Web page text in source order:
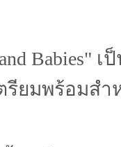
Babies"
ยมพร้อมส